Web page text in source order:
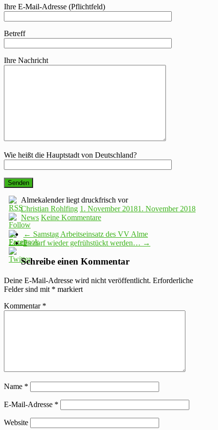
Ihre E-Mail-Adresse (Pflichtfeld)
Betreff
Ihre Nachricht
Wie heißt die Hauptstadt von Deutschland?
Almekalender liegt druckfrisch vor
Christian Rohlfing 1. November 20181. November 2018
News Keine Kommentare
← Samstag Arbeitseinsatz des VV Alme
Es darf wieder gefrühstückt werden… →
Schreibe einen Kommentar
Deine E-Mail-Adresse wird nicht veröffentlicht. Erforderliche
Felder sind mit * markiert
Kommentar *
Name *
E-Mail-Adresse *
Website